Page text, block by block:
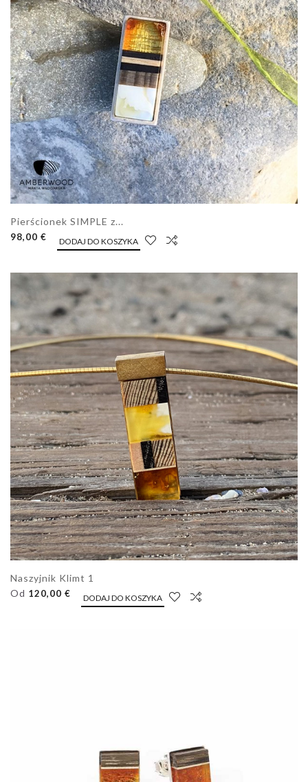
Pierścionek SIMPLE z...
98,00 € DODAJ DO KOSZYKA
Naszyjnik Klimt 1
Od 120,00 € DODAJ DO KOSZYKA